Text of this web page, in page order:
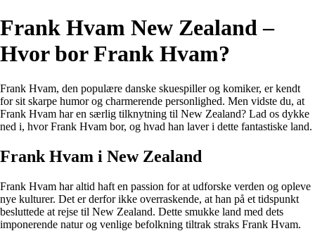
Frank Hvam New Zealand –
Hvor bor Frank Hvam?
Frank Hvam, den populære danske skuespiller og komiker, er kendt
for sit skarpe humor og charmerende personlighed. Men vidste du, at
Frank Hvam har en særlig tilknytning til New Zealand? Lad os dykke
ned i, hvor Frank Hvam bor, og hvad han laver i dette fantastiske land.
Frank Hvam i New Zealand
Frank Hvam har altid haft en passion for at udforske verden og opleve
nye kulturer. Det er derfor ikke overraskende, at han på et tidspunkt
besluttede at rejse til New Zealand. Dette smukke land med dets
imponerende natur og venlige befolkning tiltrak straks Frank Hvam.